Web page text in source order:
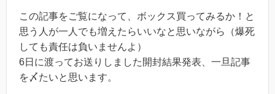
この記事をご覧になって、ボックス買ってみるか！と
思う人が一人でも増えたらいいなと思いながら（爆死
しても責任は負いませんよ）
6日に渡ってお送りしました開封結果発表、一旦記事
を〆たいと思います。